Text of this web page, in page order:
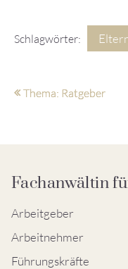
Schlagwörter:
Thema: Ratgeber
Fachanwältin
Arbeitgeber
Arbeitnehmer
Führungskräfte